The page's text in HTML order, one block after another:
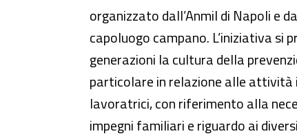
organizzato dall’Anmil di Napoli e
capoluogo campano. L’iniziativa si
generazioni la cultura della
particolare in relazione alle attività
lavoratrici, con riferimento alla
impegni familiari e riguardo ai